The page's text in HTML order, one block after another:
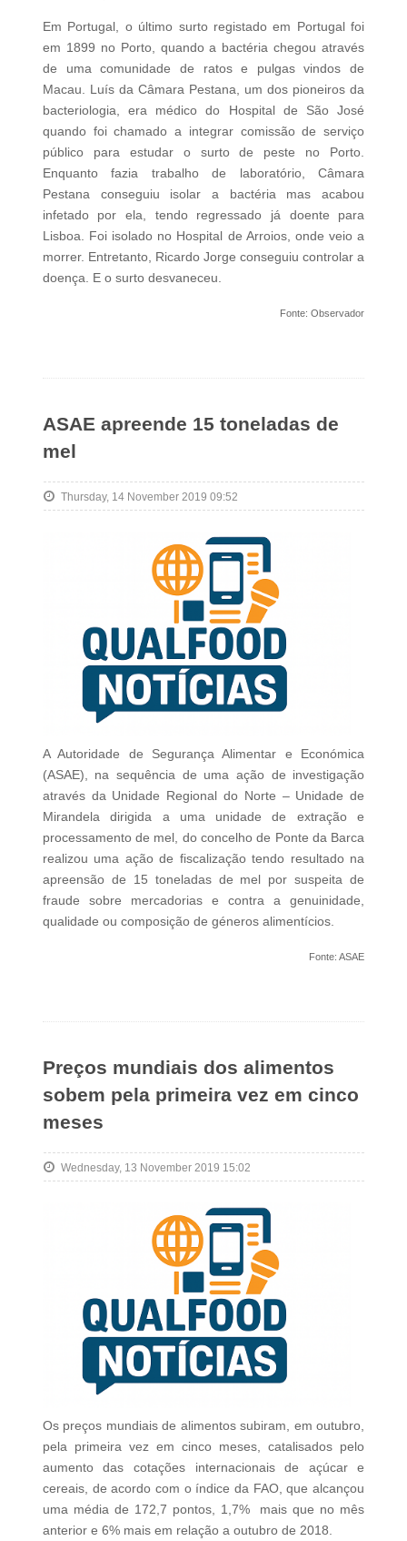
Em Portugal, o último surto registado em Portugal foi
em 1899 no Porto, quando a bactéria chegou através
de uma comunidade de ratos e pulgas vindos de
Macau. Luís da Câmara Pestana, um dos pioneiros da
bacteriologia, era médico do Hospital de São José
quando foi chamado a integrar comissão de serviço
público para estudar o surto de peste no Porto.
Enquanto fazia trabalho de laboratório, Câmara
Pestana conseguiu isolar a bactéria mas acabou
infetado por ela, tendo regressado já doente para
Lisboa. Foi isolado no Hospital de Arroios, onde veio a
morrer. Entretanto, Ricardo Jorge conseguiu controlar a
doença. E o surto desvaneceu.
Fonte: Observador
ASAE apreende 15 toneladas de
mel
Thursday, 14 November 2019 09:52
A Autoridade de Segurança Alimentar e Económica
(ASAE), na sequência de uma ação de investigação
através da Unidade Regional do Norte – Unidade de
Mirandela dirigida a uma unidade de extração e
processamento de mel, do concelho de Ponte da Barca
realizou uma ação de fiscalização tendo resultado na
apreensão de 15 toneladas de mel por suspeita de
fraude sobre mercadorias e contra a genuinidade,
qualidade ou composição de géneros alimentícios.
Fonte: ASAE
Preços mundiais dos alimentos
sobem pela primeira vez em cinco
meses
Wednesday, 13 November 2019 15:02
Os preços mundiais de alimentos subiram, em outubro,
pela primeira vez em cinco meses, catalisados pelo
aumento das cotações internacionais de açúcar e
cereais, de acordo com o índice da FAO, que alcançou
uma média de 172,7 pontos, 1,7% mais que no mês
anterior e 6% mais em relação a outubro de 2018.